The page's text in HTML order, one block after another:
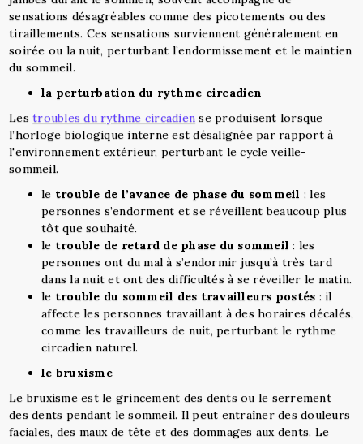
sensations désagréables comme des picotements ou des
tiraillements. Ces sensations surviennent généralement en
soirée ou la nuit, perturbant l’endormissement et le maintien
du sommeil.
la perturbation du rythme circadien
Lestroubles du rythme circadien se produisent lorsque
l’horloge biologique interne est désalignée par rapport à
l'environnement extérieur, perturbant le cycle veille-
sommeil.
le trouble de l’avance de phase du sommeil : les
personnes s’endorment et se réveillent beaucoup plus
tôt que souhaité.
le trouble de retard de phase du sommeil : les
personnes ont du mal à s’endormir jusqu’à très tard
dans la nuit et ont des difficultés à se réveiller le matin.
le trouble du sommeil des travailleurs postés : il
affecte les personnes travaillant à des horaires décalés,
comme les travailleurs de nuit, perturbant le rythme
circadien naturel.
le bruxisme
Le bruxisme est le grincement des dents ou le serrement
des dents pendant le sommeil. Il peut entraîner des douleurs
faciales, des maux de tête et des dommages aux dents. Le